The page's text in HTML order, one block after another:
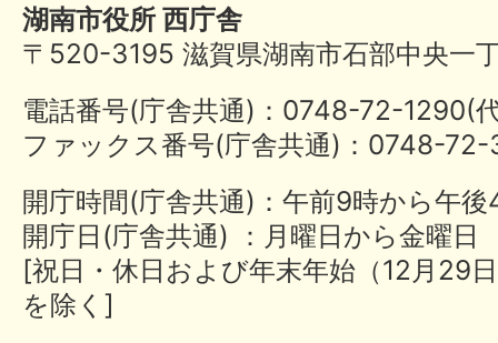
湖南市役所 西庁舎
〒520-3195 滋賀県湖南市石部中央一
電話番号(庁舎共通)：0748-72-
ファックス番号(庁舎共通)：0748-
開庁時間(庁舎共通)：午前9時から午
開庁日(庁舎共通) ：月曜日から金曜日
[祝日・休日および年末年始（12月29
を除く]